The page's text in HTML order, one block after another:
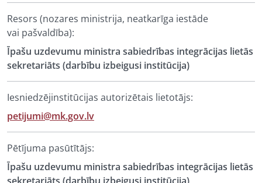
Resors (nozares ministrija, neatkarīga iestāde
vai pašvaldība):
Īpašu uzdevumu ministra sabiedrības integrācijas lietās
sekretariāts (darbību izbeigusi institūcija)
Iesniedzējinstitūcijas autorizētais lietotājs:
petijumi@mk.gov.lv
Pētījuma pasūtītājs:
Īpašu uzdevumu ministra sabiedrības integrācijas lietās